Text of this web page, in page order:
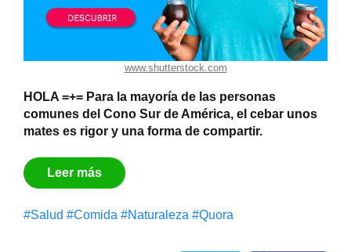
www.shutterstock.com
HOLA =+= Para la mayoría de las personas
comunes del Cono Sur de América, el cebar unos
mates es rigor y una forma de compartir.
Leer más
#Salud #Comida #Naturaleza #Quora